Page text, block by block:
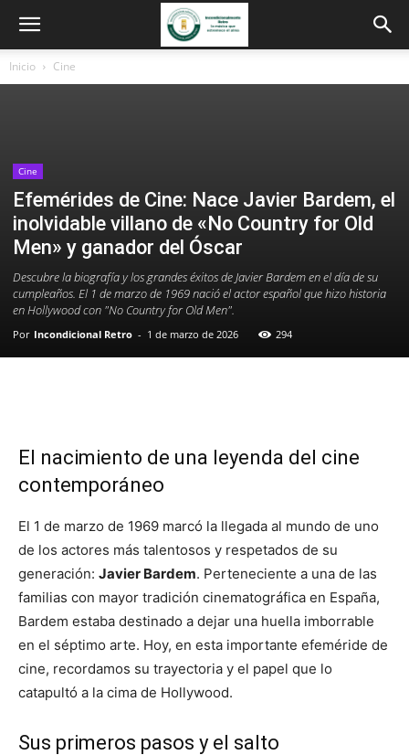
Inicio Cine
Cine
Efemérides de Cine: Nace Javier Bardem, el
inolvidable villano de «No Country for Old
Men» y ganador del Óscar
Descubre la biografía y los grandes éxitos de Javier Bardem en el día de su
cumpleaños. El 1 de marzo de 1969 nació el actor español que hizo historia
en Hollywood con "No Country for Old Men".
Por Incondicional Retro - 1 de marzo de 2026 294
El nacimiento de una leyenda del cine
contemporáneo
El 1 de marzo de 1969 marcó la llegada al mundo de uno
de los actores más talentosos y respetados de su
generación: Javier Bardem. Perteneciente a una de las
familias con mayor tradición cinematográfica en España,
Bardem estaba destinado a dejar una huella imborrable
en el séptimo arte. Hoy, en esta importante efeméride de
cine, recordamos su trayectoria y el papel que lo
catapultó a la cima de Hollywood.
Sus primeros pasos y el salto